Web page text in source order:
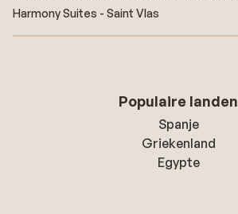
Harmony Suites - Saint Vlas
Populaire landen
Spanje
Griekenland
Egypte